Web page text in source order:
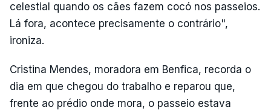
celestial quando os cães fazem cocó nos passeios.
Lá fora, acontece precisamente o contrário",
ironiza.
Cristina Mendes, moradora em Benfica, recorda o
dia em que chegou do trabalho e reparou que,
frente ao prédio onde mora, o passeio estava